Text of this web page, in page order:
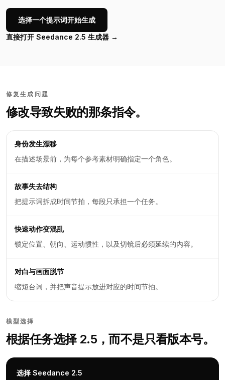
选择一个提示词开始生成
直接打开 Seedance 2.5 生成器 →
修复生成问题
修改导致失败的那条指令。
身份发生漂移
在描述场景前，为每个参考素材明确指定一个角色。
故事失去结构
把提示词拆成时间节拍，每段只承担一个任务。
快速动作变混乱
锁定位置、朝向、运动惯性，以及切镜后必须延续的内容。
对白与画面脱节
缩短台词，并把声音提示放进对应的时间节拍。
模型选择
根据任务选择 2.5，而不是只看版本号。
选择 Seedance 2.5